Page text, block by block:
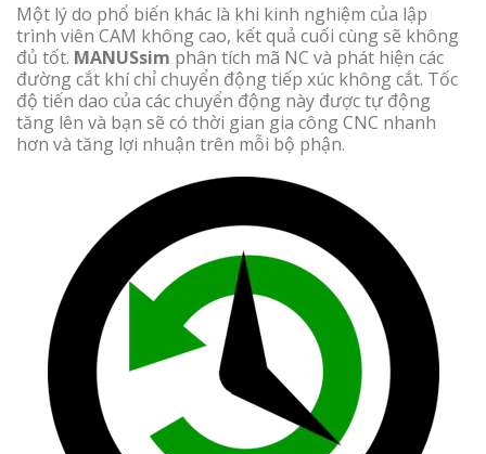
Một lý do phổ biến khác là khi kinh nghiệm của lập
trình viên CAM không cao, kết quả cuối cùng sẽ không
đủ tốt. MANUSsim phân tích mã NC và phát hiện các
đường cắt khí chỉ chuyển động tiếp xúc không cắt. Tốc
độ tiến dao của các chuyển động này được tự động
tăng lên và bạn sẽ có thời gian gia công CNC nhanh
hơn và tăng lợi nhuận trên mỗi bộ phận.